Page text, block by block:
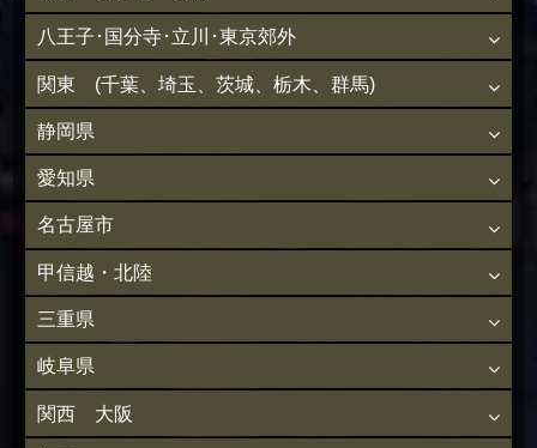
八王子･国分寺･立川･東京郊外
関東 (千葉、埼玉、茨城、栃木、群馬)
静岡県
愛知県
名古屋市
甲信越・北陸
三重県
岐阜県
関西 大阪